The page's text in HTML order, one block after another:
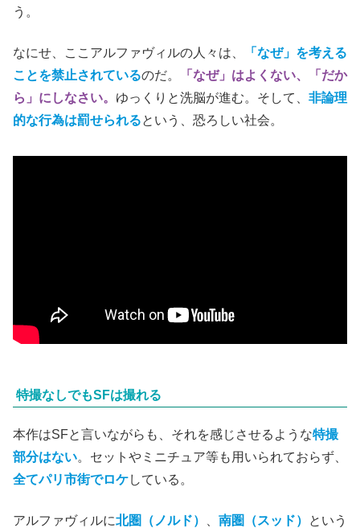
う。
なにせ、ここアルファヴィルの人々は、
「なぜ」を考える
ことを禁止されているのだ。
「なぜ」はよくない、「だか
ら」にしなさい。 ゆっくりと洗脳が進む。そして、 非論理
的な行為は罰せられるという、恐ろしい社会。
特撮なしでもSFは撮れる
本作はSFと言いながらも、それを感じさせるような特撮
部分はない。セットやミニチュア等も用いられておらず、
全てパリ市街でロケしている。
アルファヴィルに北圏（ノルド） 南圏（スッド）
という